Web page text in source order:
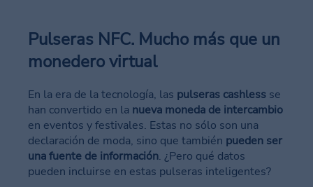
Pulseras NFC. Mucho más que un
monedero virtual
En la era de la tecnología, las pulseras cashless se
han convertido en la nueva moneda de intercambio
en eventos y festivales. Estas no sólo son una
declaración de moda, sino que también pueden ser
una fuente de información. ¿Pero qué datos
pueden incluirse en estas pulseras inteligentes?